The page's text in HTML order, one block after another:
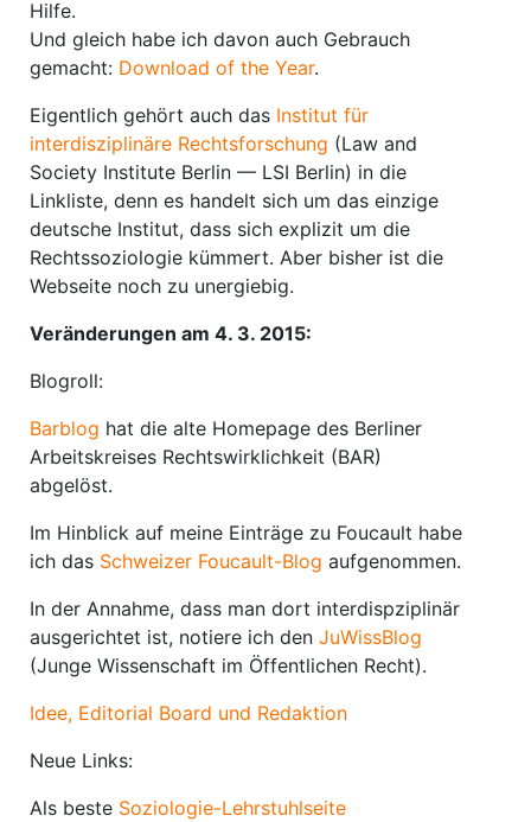
Hilfe.
Und gleich habe ich davon auch Gebrauch
gemacht: Download of the Year.
Eigentlich gehört auch das Institut für
interdisziplinäre Rechtsforschung (Law and
Society Institute Berlin — LSI Berlin) in die
Linkliste, denn es handelt sich um das einzige
deutsche Institut, dass sich explizit um die
Rechtssoziologie kümmert. Aber bisher ist die
Webseite noch zu unergiebig.
Veränderungen am 4. 3. 2015:
Blogroll:
Barblog hat die alte Homepage des Berliner
Arbeitskreises Rechtswirklichkeit (BAR)
abgelöst.
Im Hinblick auf meine Einträge zu Foucault habe
ich das Schweizer Foucault-Blog aufgenommen.
In der Annahme, dass man dort interdispziplinär
ausgerichtet ist, notiere ich den JuWissBlog
(Junge Wissenschaft im Öffentlichen Recht).
Idee, Editorial Board und Redaktion
Neue Links:
Als beste Soziologie-Lehrstuhlseite